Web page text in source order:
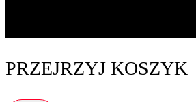
PRZEJRZYJ KOSZYK